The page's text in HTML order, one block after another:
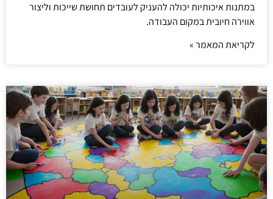
במתנות איכותיות יכולה להעניק לעובדים תחושת שייכות וליצור
אווירה חיובית במקום העבודה.
לקריאת המאמר »